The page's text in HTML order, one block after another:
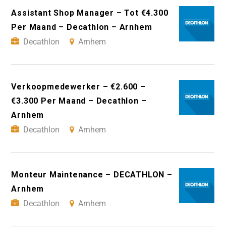
Assistant Shop Manager – Tot €4.300
Per Maand – Decathlon – Arnhem
Decathlon
Arnhem
Verkoopmedewerker – €2.600 –
€3.300 Per Maand – Decathlon –
Arnhem
Decathlon
Arnhem
Monteur Maintenance – DECATHLON –
Arnhem
Decathlon
Arnhem